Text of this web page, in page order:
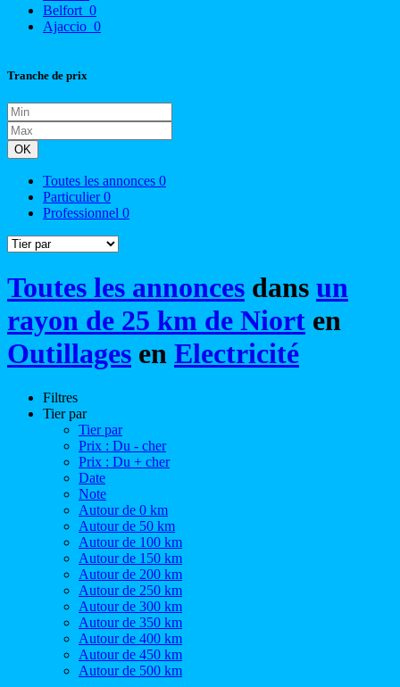
Belfort 0
Ajaccio 0
Tranche de prix
OK
Toutes les annonces 0
Particulier0
Professionnel 0
Toutes les annonces dans un
rayon de 25 km de Niort en
Outillages en Electricité
Filtres
Tier par
Tier par
Prix : Du - cher
Prix : Du + cher
Date
Note
Autour de 0 km
Autour de 50 km
Autour de 100 km
Autour de 150 km
Autour de 200 km
Autour de 250 km
Autour de 300 km
Autour de 350 km
Autour de 400 km
Autour de 450 km
Autour de 500 km